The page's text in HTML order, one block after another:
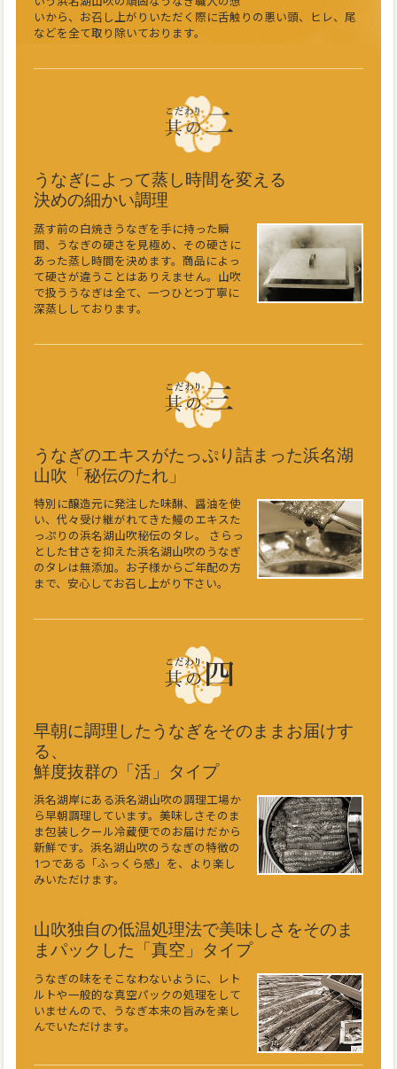
いから、お召し上がりいただく際に舌触りの悪い頭、ヒレ、尾
などを全て取り除いております。
うなぎによって蒸し時間を変える
決めの細かい調理
蒸す前の白焼きうなぎを手に持った瞬
間、うなぎの硬さを見極め、その硬さに
あった蒸し時間を決めます。商品によっ
て硬さが違うことはありえません。山吹
で扱ううなぎは全て、一つひとつ丁寧に
深蒸ししております。
うなぎのエキスがたっぷり詰まった浜名湖
山吹「秘伝のたれ」
特別に醸造元に発注した味醂、醤油を使
い、代々受け継がれてきた鰻のエキスた
っぷりの浜名湖山吹秘伝のタレ。 さらっ
とした甘さを抑えた浜名湖山吹のうなぎ
のタレは無添加。お子様からご年配の方
まで、安心してお召し上がり下さい。
早朝に調理したうなぎをそのままお届けす
る、
鮮度抜群の「活」タイプ
浜名湖岸にある浜名湖山吹の調理工場か
ら早朝調理しています。美味しさそのま
ま包装しクール冷蔵便でのお届けだから
新鮮です。浜名湖山吹のうなぎの特徴の
1つである「ふっくら感」を、より楽し
みいただけます。
山吹独自の低温処理法で美味しさをそのま
まパックした「真空」タイプ
うなぎの味をそこなわないように、レト
ルトや一般的な真空パックの処理をして
いませんので、うなぎ本来の旨みを楽し
んでいただけます。